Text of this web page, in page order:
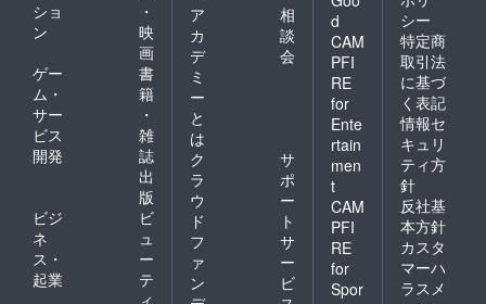
ショ
ン
・
映
画
ゲー
ム・
サー
ビス
開発
書
籍
・
雑
誌
出
版
ビジ
ネ
ス・
起業
ビ
ュ
ー
テ
ア
カ
デ
ミ
ー
と
は
相
談
会
ク
ラ
ウ
ド
フ
ァ
ン
サ
ポ
ー
ト
サ
ー
ビ
d
CAM
PFI
RE
for
Ente
rtain
men
t
CAM
PFI
RE
for
Spor
シー
特定商
取引法
に基づ
く表記
情報セ
キュリ
ティ方
針
反社基
本方針
カスタ
マーハ
ラスメ